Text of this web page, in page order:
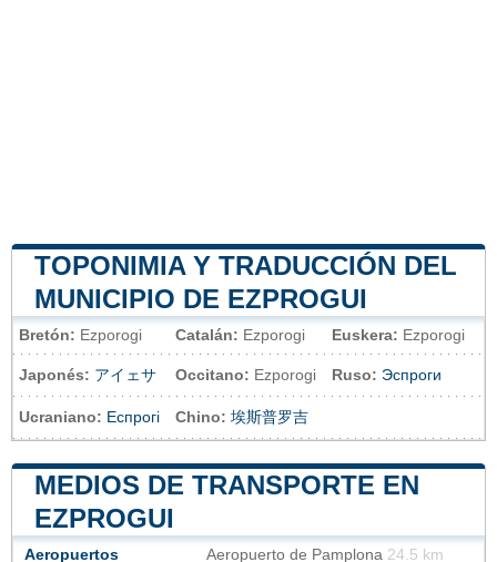
TOPONIMIA Y TRADUCCIÓN DEL
MUNICIPIO DE EZPROGUI
Bretón: Ezporogi Catalán: Ezporogi Euskera: Ezporogi
Japonés: アイェサ Occitano: Ezporogi Ruso: Эспроги
Ucraniano: Еспрогі Chino: 埃斯普罗吉
MEDIOS DE TRANSPORTE EN
EZPROGUI
Aeropuertos Aeropuerto de Pamplona 24.5 km